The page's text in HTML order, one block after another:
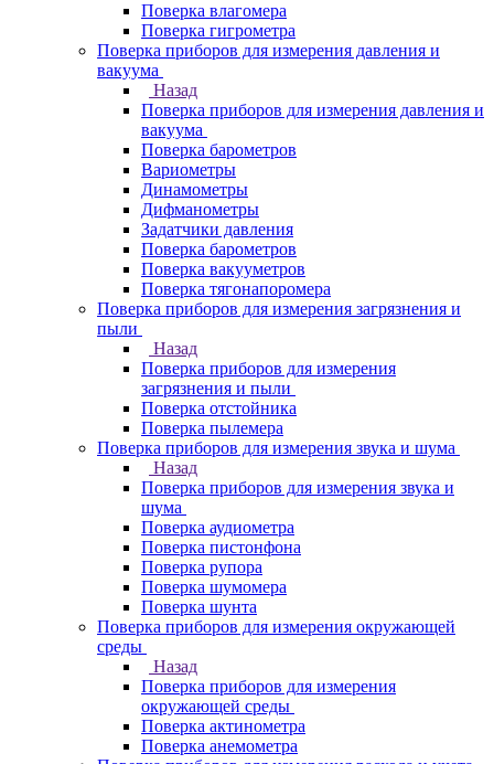
Поверка влагомера
Поверка гигрометра
Поверка приборов для измерения давления и
вакуума
Назад
Поверка приборов для измерения давления и
вакуума
Поверка барометров
Вариометры
Динамометры
Дифманометры
Задатчики давления
Поверка барометров
Поверка вакууметров
Поверка тягонапоромера
Поверка приборов для измерения загрязнения и
пыли
Назад
Поверка приборов для измерения
загрязнения и пыли
Поверка отстойника
Поверка пылемера
Поверка приборов для измерения звука и шума
Назад
Поверка приборов для измерения звука и
шума
Поверка аудиометра
Поверка пистонфона
Поверка рупора
Поверка шумомера
Поверка шунта
Поверка приборов для измерения окружающей
среды
Назад
Поверка приборов для измерения
окружающей среды
Поверка актинометра
Поверка анемометра